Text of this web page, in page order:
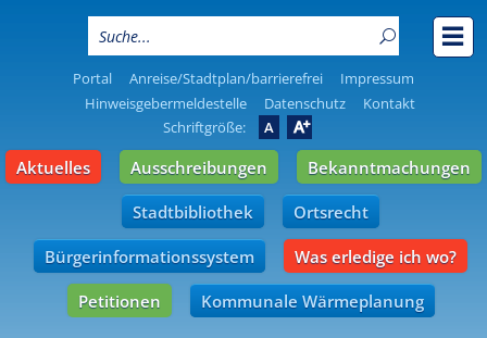
Portal Anreise/Stadtplan/barrierefrei
Impressum
Hinweisgebermeldestelle
Datenschutz
Kontakt
Schriftgröße:
A A
Aktuelles Ausschreibungen Bekanntmachungen
Stadtbibliothek Ortsrecht
Bürgerinformationssystem Was erledige ich wo?
Petitionen Kommunale Wärmeplanung